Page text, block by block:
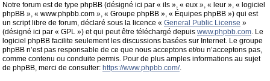
Notre forum est de type phpBB (désigné ici par « ils », « eux », « leur », « logiciel
phpBB », « www.phpbb.com », « Groupe phpBB », « Équipes phpBB ») qui est
un script libre de forum, déclaré sous la licence « General Public License »
(désigné ici par « GPL ») et qui peut être téléchargé depuis www.phpbb.com. Le
logiciel phpBB facilite seulement les discussions basées sur Internet. Le groupe
phpBB n’est pas responsable de ce que nous acceptons et/ou n’acceptons pas,
comme contenu ou conduite permis. Pour de plus amples informations au sujet
de phpBB, merci de consulter: https://www.phpbb.com/.